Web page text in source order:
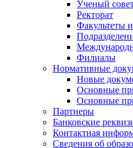
Ученый
Ректорат
Факультеты
Филиалы
Нормативные
Новые
Основные
Основные
Партнеры
Банковские
Контактная
Сведения об